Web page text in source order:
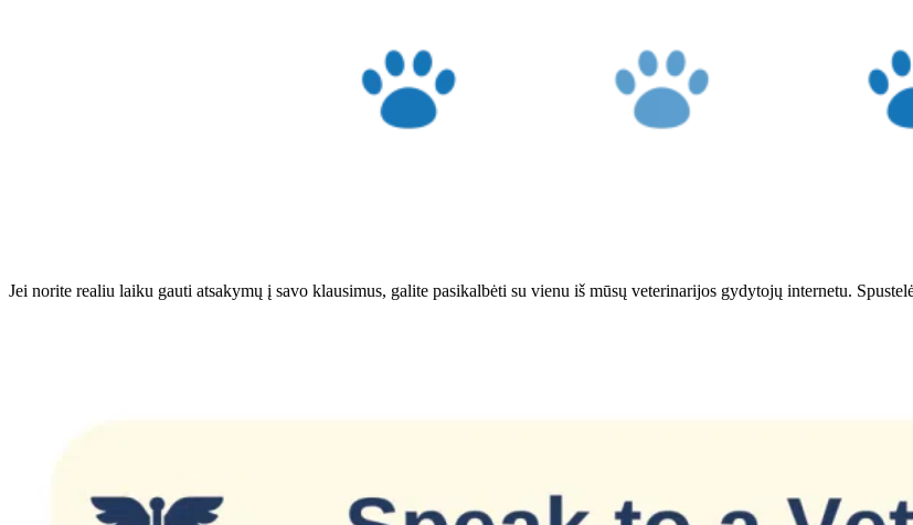
Jei norite realiu laiku gauti atsakymų į savo klausimus, galite pasikalbėti su vienu iš mūsų veterinarijos gydytojų internetu.